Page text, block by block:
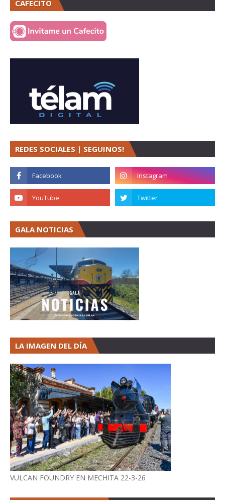
CAFECITO
REDES SOCIALES | SEGUINOS!
GALA NOTICIAS
LA IMAGEN DEL DÍA
VULCAN FOUNDRY EN MECHITA 22-3-26